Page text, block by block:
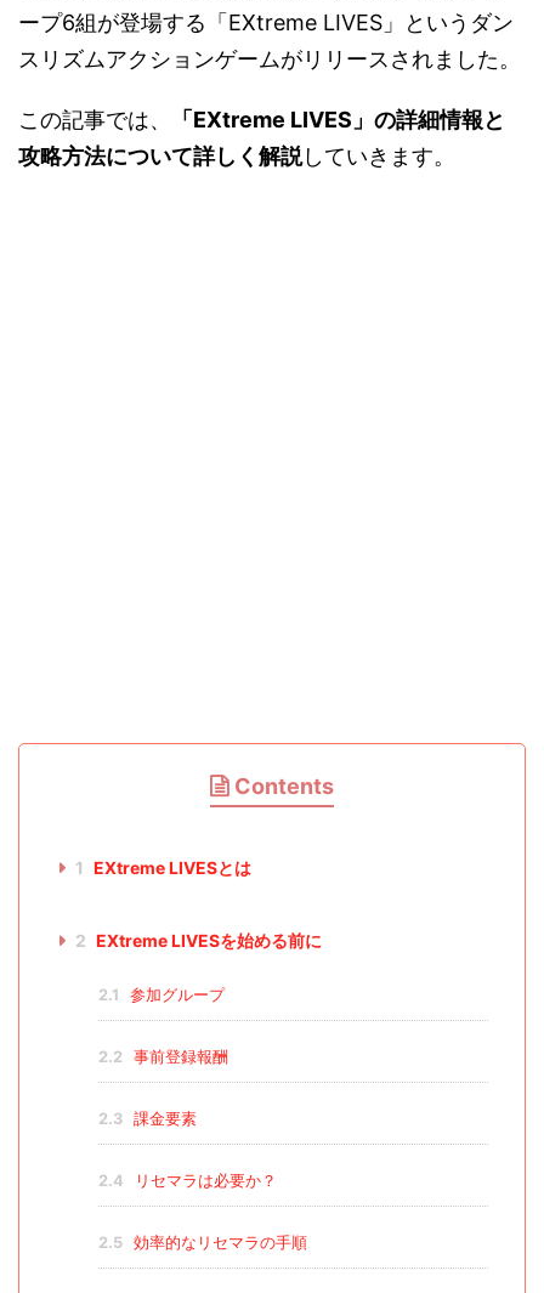
ープ6組が登場する「EXtreme LIVES」というダン
スリズムアクションゲームがリリースされました。
この記事では、
「EXtreme LIVES」の詳細情報と
攻略方法について詳しく解説していきます。
Contents
1 EXtreme LIVESとは
2 EXtreme LIVESを始める前に
2.1 参加グループ
2.2 事前登録報酬
2.3 課金要素
2.4 リセマラは必要か？
2.5 効率的なリセマラの手順